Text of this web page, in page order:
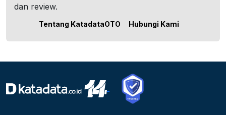
dan review.
Tentang KatadataOTO Hubungi Kami